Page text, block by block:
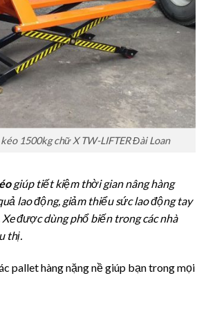
1500kg chữ X TW-LIFTER Đài Loan
giúp tiết kiệm thời gian nâng hàng
lao động, giảm thiểu sức lao động tay
được dùng phổ biến trong các nhà
thị.
pallet hàng nặng nề giúp bạn trong mọi